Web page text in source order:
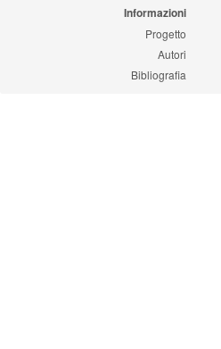
Informazioni
Progetto
Autori
Bibliografia